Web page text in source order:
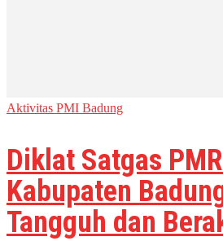
Aktivitas PMI Badung
Diklat Satgas
Kabupaten
Tangguh dan